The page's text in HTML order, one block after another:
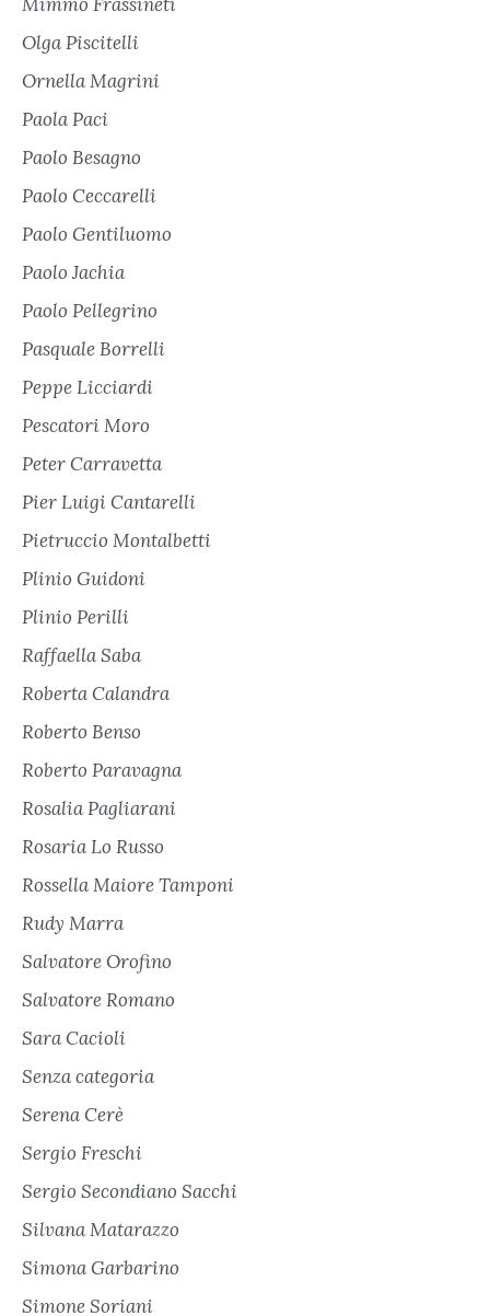
Olga Piscitelli
Ornella Magrini
Paola Paci
Paolo Besagno
Paolo Ceccarelli
Paolo Gentiluomo
Paolo Jachia
Paolo Pellegrino
Pasquale Borrelli
Peppe Licciardi
Pescatori Moro
Peter Carravetta
Pier Luigi Cantarelli
Pietruccio Montalbetti
Plinio Guidoni
Plinio Perilli
Raffaella Saba
Roberta Calandra
Roberto Benso
Roberto Paravagna
Rosalia Pagliarani
Rosaria Lo Russo
Rossella Maiore Tamponi
Rudy Marra
Salvatore Orofino
Salvatore Romano
Sara Cacioli
Senza categoria
Serena Cerè
Sergio Freschi
Sergio Secondiano Sacchi
Silvana Matarazzo
Simona Garbarino
Simone Soriani